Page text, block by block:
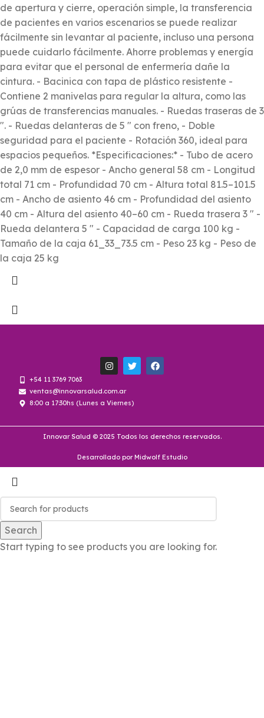
de apertura y cierre, operación simple, la transferencia
de pacientes en varios escenarios se puede realizar
fácilmente sin levantar al paciente, incluso una persona
puede cuidarlo fácilmente. Ahorre problemas y energía
para evitar que el personal de enfermería dañe la
cintura. - Bacinica con tapa de plástico resistente -
Contiene 2 manivelas para regular la altura, como las
grúas de transferencias manuales. - Ruedas traseras de 3
". - Ruedas delanteras de 5 " con freno, - Doble
seguridad para el paciente - Rotación 360, ideal para
espacios pequeños. *Especificaciones:* - Tubo de acero
de 2,0 mm de espesor - Ancho general 58 cm - Longitud
total 71 cm - Profundidad 70 cm - Altura total 81.5–101.5
cm - Ancho de asiento 46 cm - Profundidad del asiento
40 cm - Altura del asiento 40–60 cm - Rueda trasera 3 " -
Rueda delantera 5 " - Capacidad de carga 100 kg -
Tamaño de la caja 61_33_73.5 cm - Peso 23 kg - Peso de
la caja 25 kg
+54 11 3769 7063
ventas@innovarsalud.com.ar
8:00 a 17:30hs (Lunes a Viernes)
Innovar Salud © 2025 Todos los derechos reservados.
Desarrollado por Midwolf Estudio
Search
Start typing to see products you are looking for.